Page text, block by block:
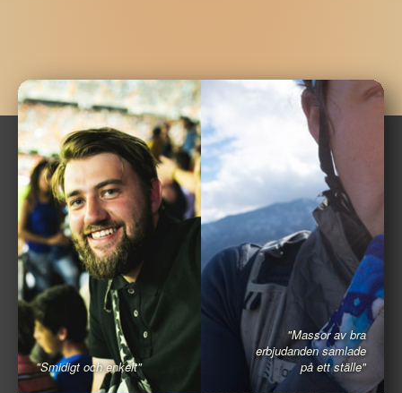
"Smidigt och enkelt"
"Massor av bra
erbjudanden samlade
på ett ställe"